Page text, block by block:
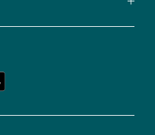
de
en
cualquier
Para